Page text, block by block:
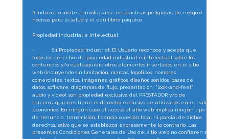
f) Induzca o incite a involucrarse en prácticas peligrosas, de riesgo o
nocivas para la salud y el equilibrio psíquico.
Propiedad industrial e intelectual
•
6.1 Propiedad Industrial: El Usuario reconoce y acepta que
todos los derechos de propiedad industrial e intelectual sobre los
contenidos y/o cualesquiera otros elementos insertados en el sitio
web (incluyendo sin limitación, marcas, logotipos, nombres
comerciales, textos, imágenes, gráficos, diseños, sonidos, bases de
datos, software, diagramas de flujo, presentación, "look-and-feel",
audio y vídeo), son propiedad exclusiva del PRESTADOR y/o de
terceros, quienes tiene el derecho exclusivo de utilizarlos en el tráfico
económico. En ningún caso el acceso al sitio web implica ningún tipo
de renuncia, transmisión, licencia o cesión total ni parcial de dichos
derechos, salvo que se establezca expresamente lo contrario. Las
presentes Condiciones Generales de Uso del sitio web no confieren a